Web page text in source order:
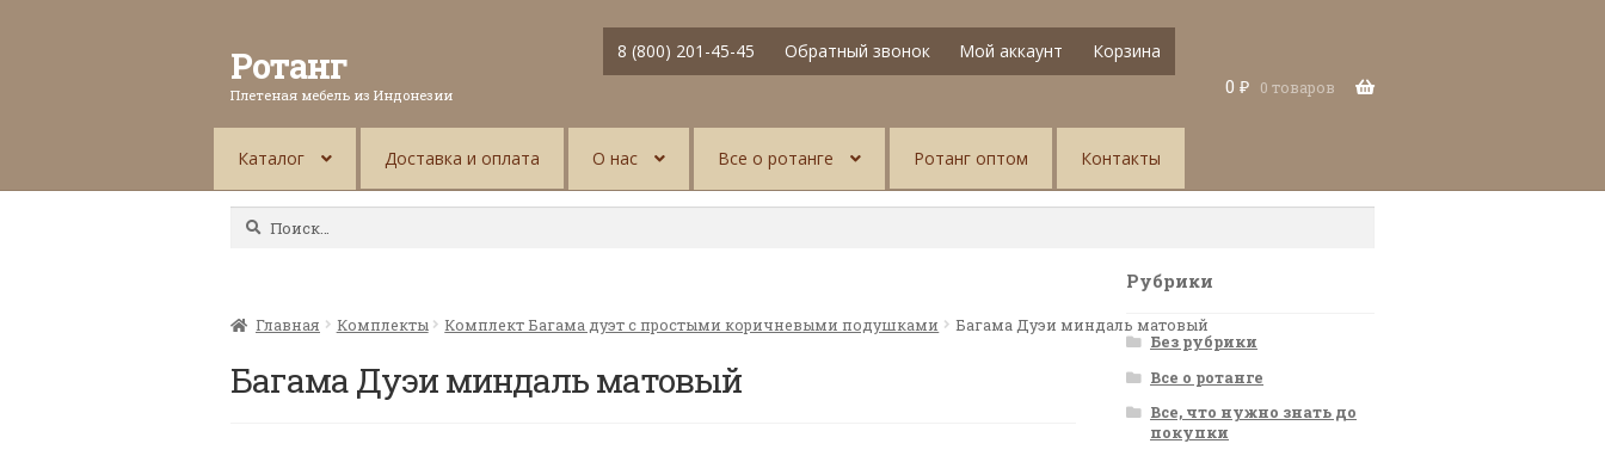
Ротанг
Плетеная мебель из Индонезии
8 (800) 201-45-45 Обратный звонок Мой аккаунт
Корзина
0 ₽ 0 товаров
Каталог Доставка и оплата О нас Все о ротанге Ротанг оптом Контакты
Найти:
Главная Комплекты Комплект Багама дуэт с простыми коричневыми подушками Багама Дуэи миндаль матовый
Багама Дуэи миндаль матовый
Рубрики
Без рубрики
Все о ротанге
Все, что нужно знать до
покупки